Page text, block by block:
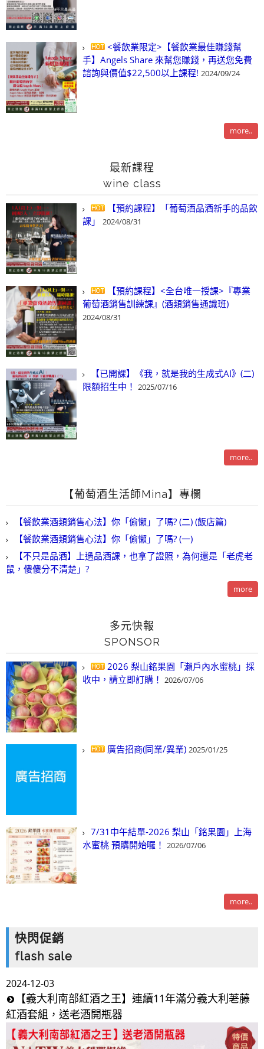
<餐飲業限定>【餐飲業最佳賺錢幫
手】Angels Share 來幫您賺錢，再送您免費
諮詢與價值$22,500以上課程! 2024/09/24
more..
最新課程
wine class
【預約課程】「葡萄酒品酒新手的品飲
課」
2024/08/31
【預約課程】<全台唯一授課>『專業
葡萄酒銷售訓練課』(酒類銷售通識班)
2024/08/31
【已開課】《我，就是我的生成式AI》(二)
限額招生中！ 2025/07/16
more..
【葡萄酒生活師Mina】專欄
【餐飲業酒類銷售心法】你「偷懶」了嗎? (二) (飯店篇)
【餐飲業酒類銷售心法】你「偷懶」了嗎? (一)
【不只是品酒】上過品酒課，也拿了證照，為何還是「老虎老
鼠，傻傻分不清楚」?
more
多元快報
SPONSOR
2026 梨山銘果園「瀨戶內水蜜桃」採
收中，請立即訂購！ 2026/07/06
廣告招商(同業/異業) 2025/01/25
7/31中午結單-2026 梨山「銘果園」上海
水蜜桃 預購開始囉！ 2026/07/06
more..
快閃促銷
flash sale
2024-12-03
【義大利南部紅酒之王】連續11年滿分義大利荖藤
紅酒套組，送老酒開瓶器